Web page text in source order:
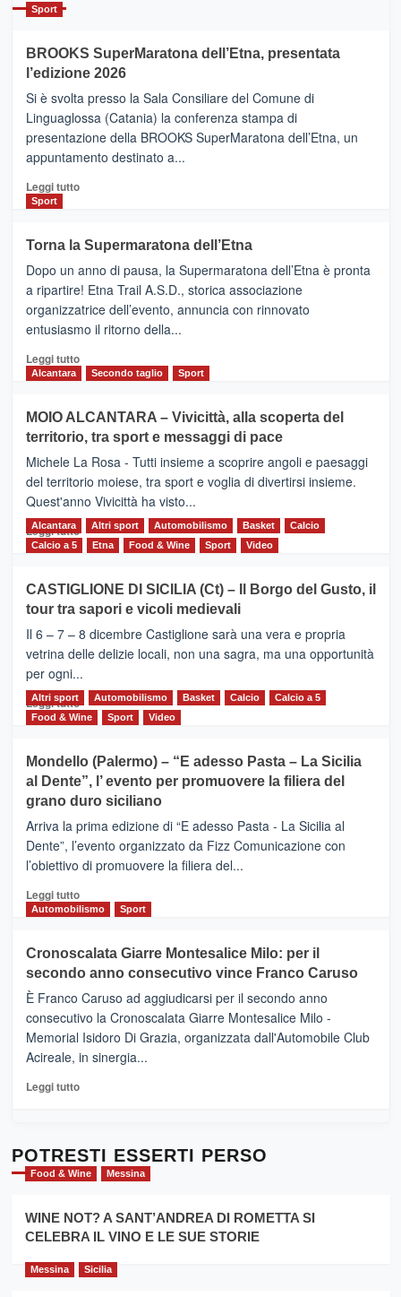
con
la
Al
via
i
collegamenti
Sport
BROOKS SuperMaratona dell’Etna, presentata
l’edizione 2026
Si è svolta presso la Sala Consiliare del Comune di
Linguaglossa (Catania) la conferenza stampa di
presentazione della BROOKS SuperMaratona dell’Etna, un
appuntamento destinato a...
Leggi tuttoLeggi
BROOKS
SuperMaratona
dell’Etna,
presentata
l’edizione
2026
Sport
Torna la Supermaratona dell’Etna
Dopo un anno di pausa, la Supermaratona dell’Etna è pronta
a ripartire! Etna Trail A.S.D., storica associazione
organizzatrice dell’evento, annuncia con rinnovato
entusiasmo il ritorno della...
Leggi tuttoLeggi
Torna
la
Supermaratona
dell’Etna
Alcantara Secondo taglio Sport
MOIO ALCANTARA – Vivicittà, alla scoperta del
territorio, tra sport e messaggi di pace
Michele La Rosa - Tutti insieme a scoprire angoli e paesaggi
del territorio moiese, tra sport e voglia di divertirsi insieme.
Quest'anno Vivicittà ha visto...
Leggi tutto Leggi
MOIO
ALCANTARA
–
Vivicittà,
alla
scoperta
del
territorio,
e
messaggi
di
Alcantara Altri sport Automobilismo Basket
Calcio
Calcio a 5
Etna Food & Wine Sport Video
CASTIGLIONE DI SICILIA (Ct) – Il Borgo del Gusto, il
tour tra sapori e vicoli medievali
Il 6 – 7 – 8 dicembre Castiglione sarà una vera e propria
vetrina delle delizie locali, non una sagra, ma una opportunità
per ogni...
Leggi tuttoLeggi
di
CASTIGLIONE
DI
SICILIA
(Ct)
–
Il
Borgo
Gusto,
il
tra
sapori
vicoli
medievali
Altri sport Automobilismo Basket Calcio
Calcio a 5
Food & Wine
Sport Video
Mondello (Palermo) – “E adesso Pasta – La Sicilia
al Dente”, l’ evento per promuovere la filiera del
grano duro siciliano
Arriva la prima edizione di “E adesso Pasta - La Sicilia al
Dente”, l’evento organizzato da Fizz Comunicazione con
l’obiettivo di promuovere la filiera del...
Leggi tuttoLeggi
di
Mondello
(Palermo)
–
“E
adesso
Pasta
–
Sicilia
l’
evento
per
la
filiera
grano
Automobilismo Sport
Cronoscalata Giarre Montesalice Milo: per il
secondo anno consecutivo vince Franco Caruso
È Franco Caruso ad aggiudicarsi per il secondo anno
consecutivo la Cronoscalata Giarre Montesalice Milo -
Memorial Isidoro Di Grazia, organizzata dall'Automobile Club
Acireale, in sinergia...
Leggi tuttoLeggi
Cronoscalata
Giarre
Montesalice
per
il
anno
POTRESTI ESSERTI PERSO
Food & Wine Messina
WINE NOT? A SANT’ANDREA DI ROMETTA SI
CELEBRA IL VINO E LE SUE STORIE
Messina Sicilia